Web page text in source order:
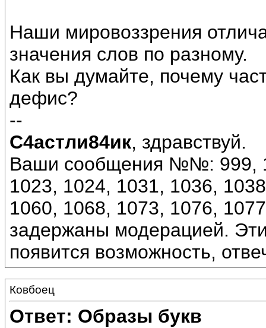
Наши мировоззрения
значения слов по разному.
Как вы думайте, почему
дефис?
--
С4астли84ик, здравствуй.
Ваши сообщения №№: 999,
1023, 1024, 1031, 1036,
1060, 1068, 1073, 1076,
задержаны модерацией.
появится возможность,
Ковбоец
Ответ: Образы букв